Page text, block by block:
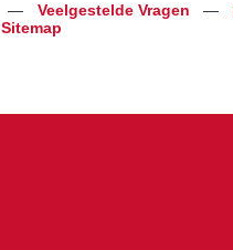
— Veelgestelde Vragen —
Sitemap